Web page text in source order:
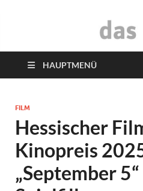
das
HAUPTMENÜ
FILM
Hessischer
Kinopreis
„September